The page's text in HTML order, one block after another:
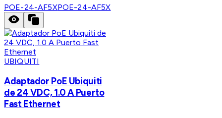
POE-24-AF5XPOE-24-AF5X
UBIQUITI
Adaptador PoE Ubiquiti
de 24 VDC, 1.0 A Puerto
Fast Ethernet